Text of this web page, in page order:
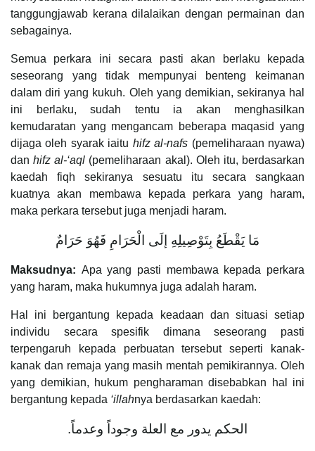
tanggungjawab kerana dilalaikan dengan permainan dan
sebagainya.
Semua perkara ini secara pasti akan berlaku kepada
seseorang yang tidak mempunyai benteng keimanan
dalam diri yang kukuh. Oleh yang demikian, sekiranya hal
ini berlaku, sudah tentu ia akan menghasilkan
kemudaratan yang mengancam beberapa maqasid yang
dijaga oleh syarak iaitu hifz al-nafs (pemeliharaan nyawa)
danhifz al-‘aql (pemeliharaan akal). Oleh itu, berdasarkan
kaedah fiqh sekiranya sesuatu itu secara sangkaan
kuatnya akan membawa kepada perkara yang haram,
maka perkara tersebut juga menjadi haram.
‌مَا ‌يَقْطَعُ ‌بِتَوْصِيلِهِ ‌إلَى ‌الْحَرَامِ ‌فَهُوَ ‌حَرَامٌ
Maksudnya: Apa yang pasti membawa kepada perkara
yang haram, maka hukumnya juga adalah haram.
Hal ini bergantung kepada keadaan dan situasi setiap
individu secara spesifik dimana seseorang pasti
terpengaruh kepada perbuatan tersebut seperti kanak-
kanak dan remaja yang masih mentah pemikirannya. Oleh
yang demikian, hukum pengharaman disebabkan hal ini
bergantung kepada ‘illahnya berdasarkan kaedah:
‌الحكم ‌يدور ‌مع العلة وجوداً وعدماً.